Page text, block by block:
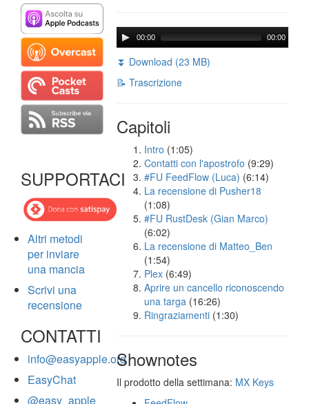
SUPPORTACI
Altri metodi
per inviare
una mancia
Scrivi una
recensione
CONTATTI
info@easyapple.org
EasyChat
@easy_apple
00:00 00:00
⏬ Download (23 MB)
📝 Trascrizione
Capitoli
Intro (1:05)
Contatti con l'apostrofo (9:29)
#FU FeedFlow (Luca) (6:14)
La recensione di Pusher18
(1:08)
#FU RustDesk (Gian Marco)
(6:02)
La recensione di Matteo_Ben
(1:54)
Plex (6:49)
Aprire un cancello riconoscendo
una targa (16:26)
Ringraziamenti (1:30)
Shownotes
Il prodotto della settimana: MX Keys